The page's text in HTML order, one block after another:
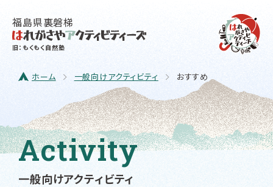
福島県裏磐梯
旧：もくもく自然塾
ホーム 一般向けアクティビティ おすすめ
Activity
一般向けアクティビティ